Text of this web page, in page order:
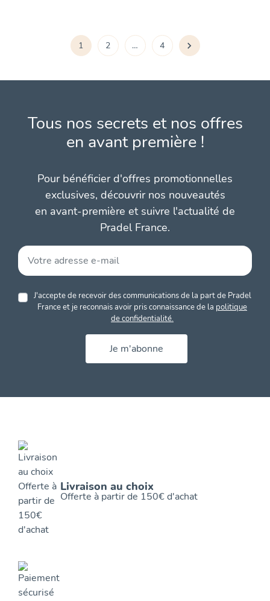
Pagination
des
1 2 … 4 
Tous nos secrets et nos offres
en avant première !
Pour bénéficier d'offres promotionnelles
exclusives, découvrir nos nouveautés
en avant-première et suivre l'actualité de
Pradel France.
J'accepte de recevoir des communications de la part de Pradel
France et je reconnais avoir pris connaissance de la politique
de confidentialité.
Je m'abonne
Livraison au choix
Offerte à partir de 150€ d'achat